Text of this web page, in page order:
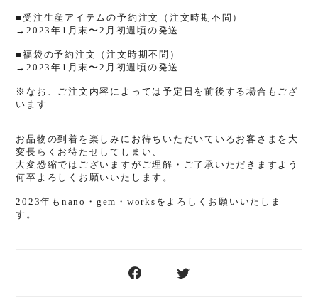
■受注生産アイテムの予約 注文（注文時期不問）
→2023年1月末〜2月初週頃の発送
■福袋の予約 注文（注文時期不問）
→2023年1月末〜2月初週頃の発送
※なお、ご注文内容によっては予定日を前後する場合もござ
います
- - - - - - - -
お品物の到着を楽しみにお待ちいただいているお客さまを大
変長らくお待たせしてしまい、
大変恐縮ではございますがご理解・ご了承いただきますよう
何卒よろしくお願いいたします。
2023年もnano・gem・worksをよろしくお願いいたしま
す。